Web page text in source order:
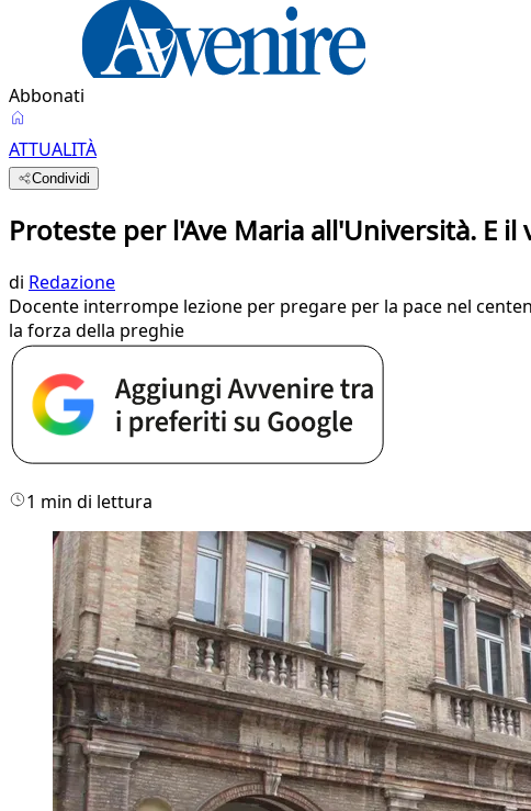
Abbonati
ATTUALITÀ
Condividi
Proteste per l'Ave Maria all'Università. E il
di Redazione
Docente interrompe lezione per pregare per la pace nel
la forza della preghie
1 min di lettura